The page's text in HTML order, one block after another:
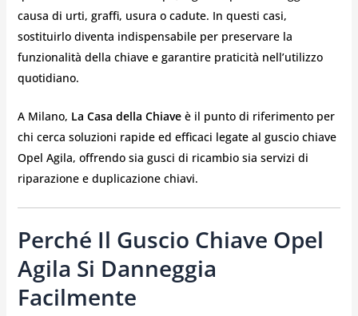
causa di urti, graffi, usura o cadute. In questi casi,
sostituirlo diventa indispensabile per preservare la
funzionalità della chiave e garantire praticità nell’utilizzo
quotidiano.
A Milano, La Casa della Chiaveè il punto di riferimento per
chi cerca soluzioni rapide ed efficaci legate al guscio chiave
Opel Agila, offrendo sia gusci di ricambio sia servizi di
riparazione e duplicazione chiavi.
Perché Il Guscio Chiave Opel
Agila Si Danneggia
Facilmente